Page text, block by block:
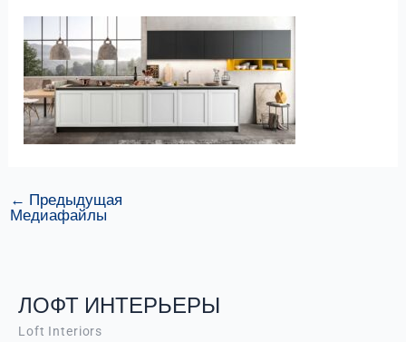
← Предыдущая
Медиафайлы
ЛОФТ ИНТЕРЬЕРЫ
Loft Interiors